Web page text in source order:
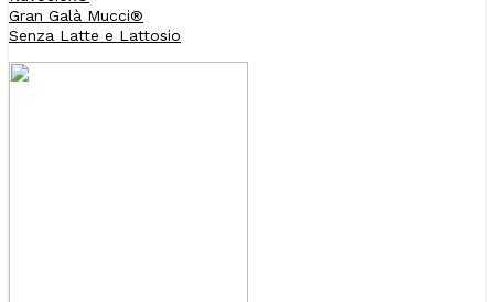
Gran Galà Mucci®
Senza Latte e Lattosio